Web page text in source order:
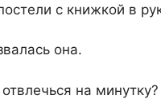
с книжкой в
она.
на минутку?